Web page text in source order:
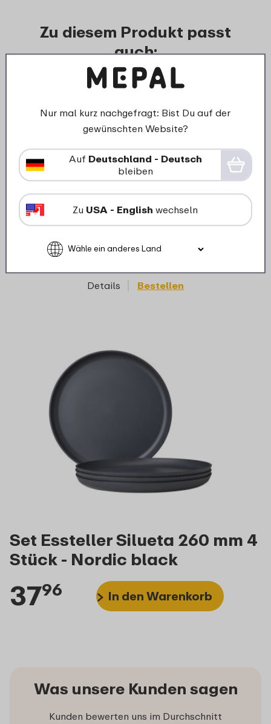
Zu diesem Produkt passt
auch:
Suppenteller Silueta 210 mm -
Nordic black
849
Details Bestellen
›
Set Essteller Silueta 260 mm 4
Stück - Nordic black
3796 In den Warenkorb
Was unsere Kunden sagen
Kunden bewerten uns im Durchschnitt
Nur mal kurz nachgefragt: Bist Du auf der
gewünschten Website?
Auf Deutschland - Deutsch
bleiben
Zu USA - English wechseln